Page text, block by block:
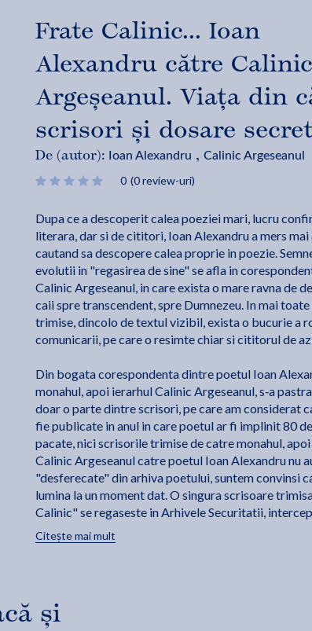
Frate Calinic... Ioan
Alexandru către Calinic
Argeșeanul. Viața din
scrisori și dosare
De (autor): Ioan Alexandru , Calinic Argeseanul
0 (0 review-uri)
Dupa ce a descoperit calea poeziei mari, lucru
literara, dar si de cititori, Ioan Alexandru a mers
cautand sa descopere calea proprie in poezie.
evolutii in "regasirea de sine" se afla in
Calinic Argeseanul, in care exista o mare ravna de
caii spre transcendent, spre Dumnezeu. In mai
trimise, dincolo de textul vizibil, exista o bucurie a
comunicarii, pe care o resimte chiar si cititorul de
Din bogata corespondenta dintre poetul Ioan
monahul, apoi ierarhul Calinic Argeseanul, s‑a
doar o parte dintre scrisori, pe care am considerat
fie publicate in anul in care poetul ar fi implinit 80
pacate, nici scrisorile trimise de catre monahul,
Calinic Argeseanul catre poetul Ioan Alexandru nu
"desferecate" din arhiva poetului, suntem convinsi
lumina la un moment dat. O singura scrisoare
Calinic" se regaseste in Arhivele Securitatii,
"procesul de urmarire" al celor doi. Scrisoarea se
"autograf" in anexa cartii.
Citește mai mult
și